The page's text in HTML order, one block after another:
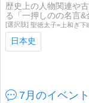
歴史上の人物関連や
る「一押しのの名言
聖徳太子=上和ぎ
日本史
7月のイベン